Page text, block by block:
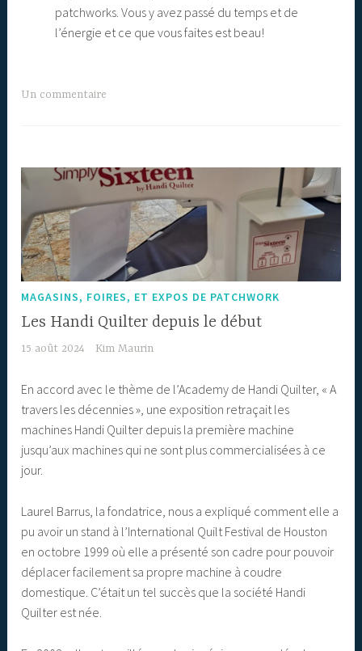
patchworks. Vous y avez passé du temps et de
l’énergie et ce que vous faites est beau!
Un commentaire
MAGASINS, FOIRES, ET EXPOS DE PATCHWORK
Les Handi Quilter depuis le début
15 août 2024 Kim Maurin
En accord avec le thème de l’Academy de Handi Quilter, « A
travers les décennies », une exposition retraçait les
machines Handi Quilter depuis la première machine
jusqu’aux machines qui ne sont plus commercialisées à ce
jour.
Laurel Barrus, la fondatrice, nous a expliqué comment elle a
pu avoir un stand à l’International Quilt Festival de Houston
en octobre 1999 où elle a présenté son cadre pour pouvoir
déplacer facilement sa propre machine à coudre
domestique. C’était un tel succès que la société Handi
Quilter est née.